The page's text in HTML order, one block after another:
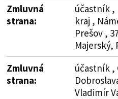
Zmluvná
strana:
účastník ,
kraj ,
Prešov ,
Majerský,
Zmluvná
strana:
účastník ,
Vladimír